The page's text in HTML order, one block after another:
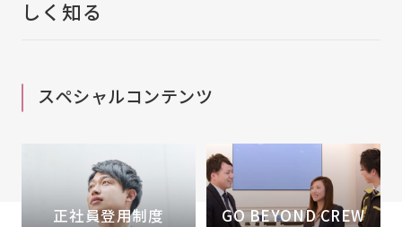
しく知る
スペシャルコンテンツ
正社員登用制度 GO BEYOND CREW